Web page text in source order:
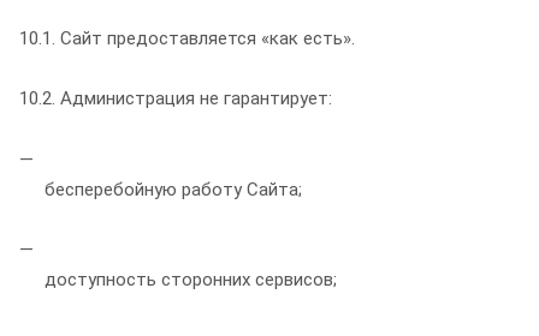
10.1. Сайт предоставляется «как есть».
10.2. Администрация не гарантирует:
бесперебойную работу Сайта;
доступность сторонних сервисов;